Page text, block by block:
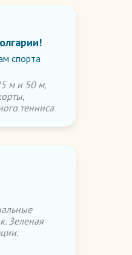
спорта
м и 50 м,
тенниса
Зеленая